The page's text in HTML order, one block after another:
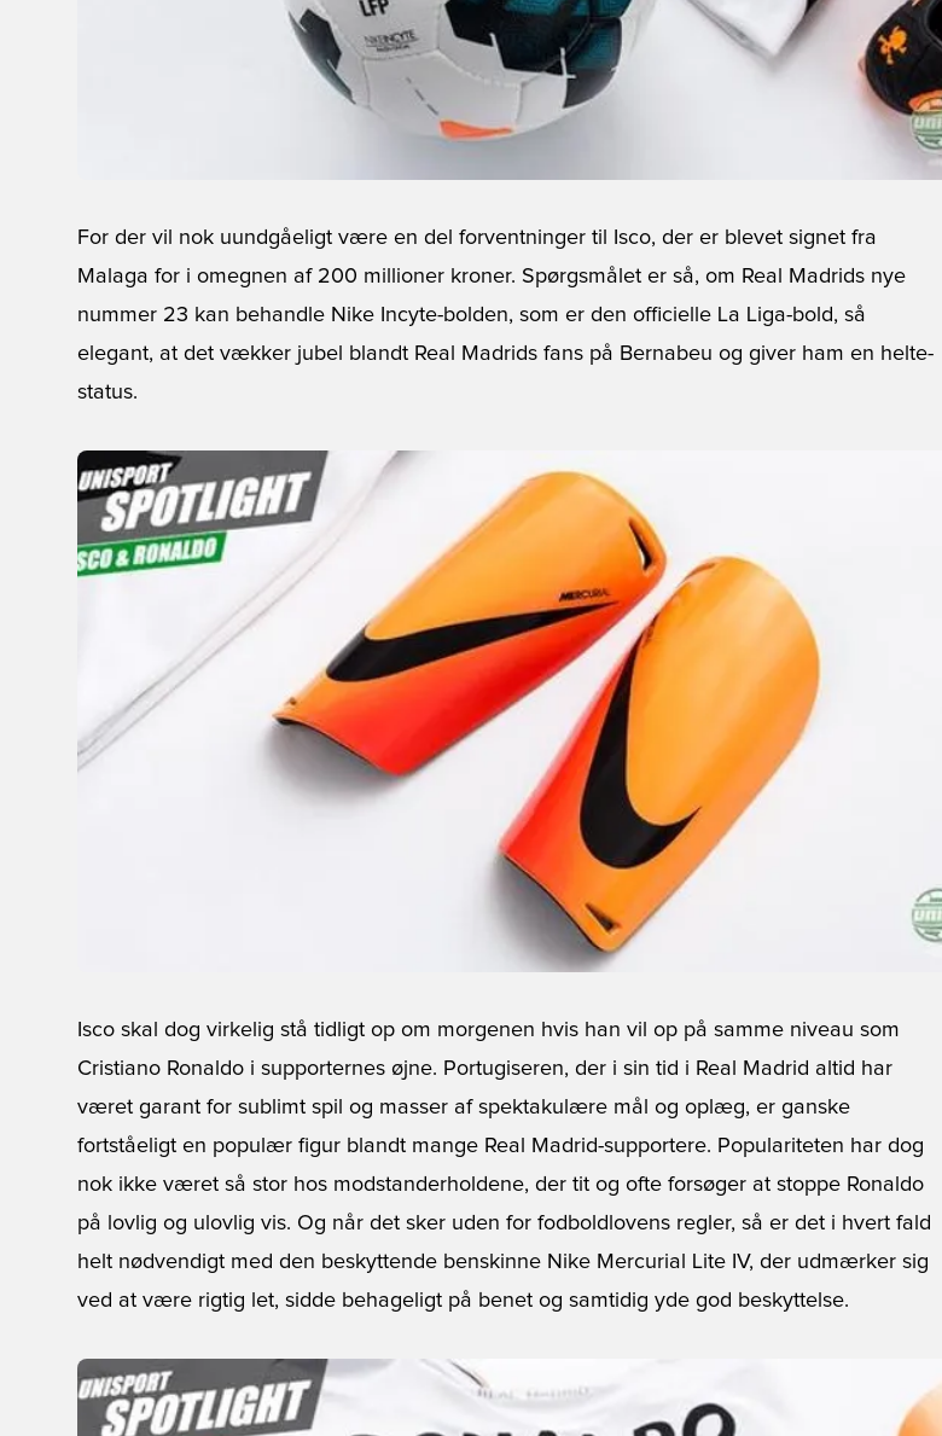
For der vil nok uundgåeligt være en del forventninger til Isco, der er blevet signet fra
Malaga for i omegnen af 200 millioner kroner. Spørgsmålet er så, om Real Madrids nye
nummer 23 kan behandle Nike Incyte-bolden, som er den officielle La Liga-bold, så
elegant, at det vækker jubel blandt Real Madrids fans på Bernabeu og giver ham en helte-
status.
Isco skal dog virkelig stå tidligt op om morgenen hvis han vil op på samme niveau som
Cristiano Ronaldo i supporternes øjne. Portugiseren, der i sin tid i Real Madrid altid har
været garant for sublimt spil og masser af spektakulære mål og oplæg, er ganske
fortståeligt en populær figur blandt mange Real Madrid-supportere. Populariteten har dog
nok ikke været så stor hos modstanderholdene, der tit og ofte forsøger at stoppe Ronaldo
på lovlig og ulovlig vis. Og når det sker uden for fodboldlovens regler, så er det i hvert fald
helt nødvendigt med den beskyttende benskinne Nike Mercurial Lite IV, der udmærker sig
ved at være rigtig let, sidde behageligt på benet og samtidig yde god beskyttelse.